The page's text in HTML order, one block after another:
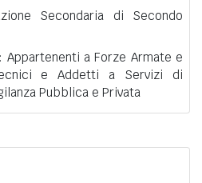
Secondaria di Secondo
Appartenenti a Forze Armate e
e Addetti a Servizi di
Pubblica e Privata